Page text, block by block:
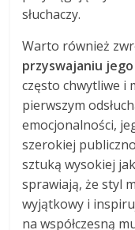
słuchaczy.
Warto również
przyswajaniu
często chwytliwe i
pierwszym
emocjonalności,
szerokiej
sztuką wysokiej
sprawiają, że styl
wyjątkowy i
na współczesną